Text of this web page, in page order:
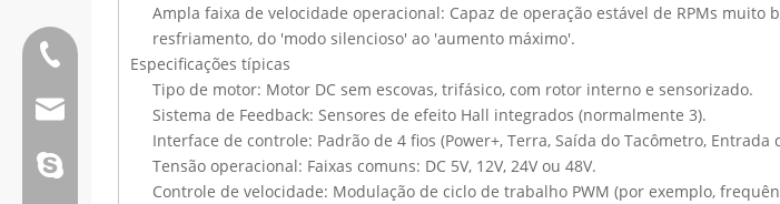
Ampla faixa de velocidade operacional: Capaz de operação estável de RPMs
resfriamento, do 'modo silencioso' ao 'aumento máximo'.
Especificações típicas
Tipo de motor: Motor DC sem escovas, trifásico, com rotor interno e sensorizado.
Sistema de Feedback: Sensores de efeito Hall integrados (normalmente 3).
Interface de controle: Padrão de 4 fios (Power+, Terra, Saída do Tacômetro,
Tensão operacional: Faixas comuns: DC 5V, 12V, 24V ou 48V.
Controle de velocidade: Modulação de ciclo de trabalho PWM (por exemplo,
Tel:0086 13808637315
E-mail:james@hkritscher.com
E-mail:admin@hkritscher.com
Skype: whzggm